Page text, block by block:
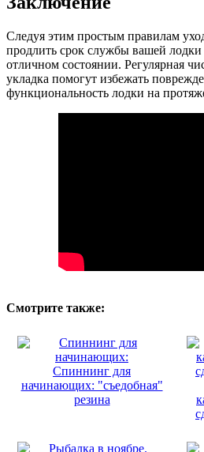
Следуя этим простым правилам
продлить срок службы вашей
отличном состоянии. Регулярная
укладка помогут избежать
функциональность лодки на
Смотрите также:
Спиннинг для
начинающих: "съедобная"
резина